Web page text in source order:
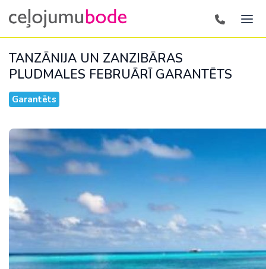
TANZĀNIJA UN ZANZIBĀRAS
PLUDMALES FEBRUĀRĪ GARANTĒTS
Garantēts